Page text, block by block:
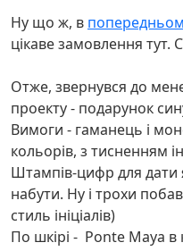
Ну що ж, в
цікаве замовлення тут.
Отже, звернувся до
проекту - подарунок
Вимоги - гаманець і
кольорів, з тисненням
Штампів-цифр для дати
набути. Ну і трохи
стиль ініціалів)
По шкірі - Ponte Maya в